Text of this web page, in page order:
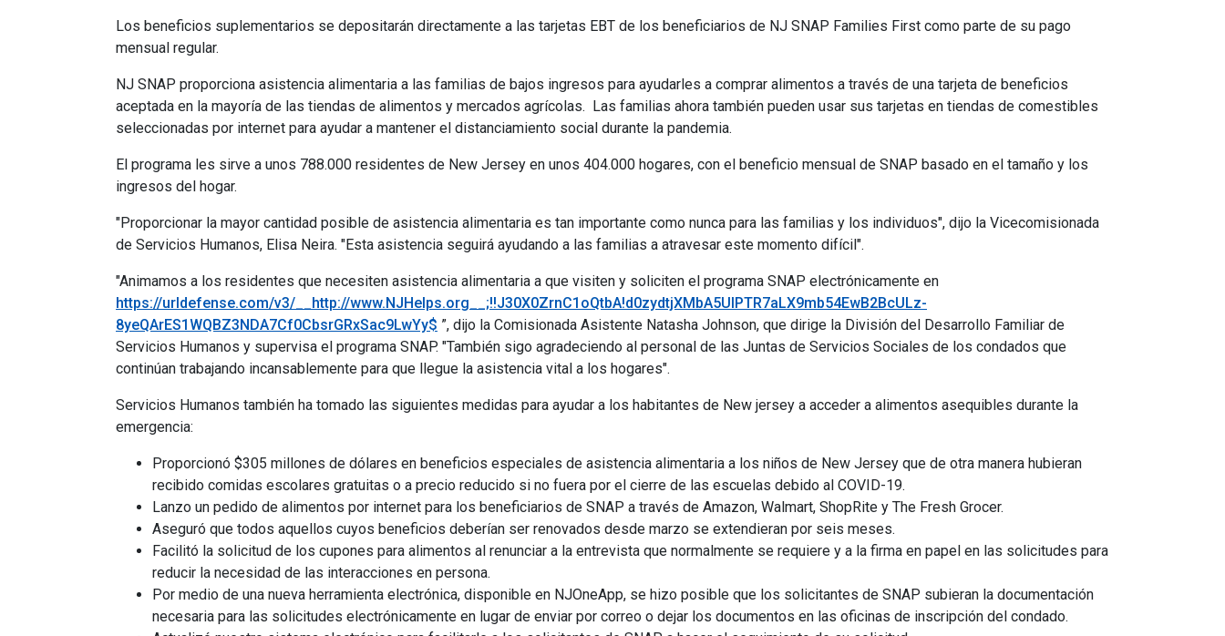
Los beneficios suplementarios se depositarán directamente a las tarjetas EBT de los beneficiarios de NJ SNAP Families First como parte de su pago
mensual regular.
NJ SNAP proporciona asistencia alimentaria a las familias de bajos ingresos para ayudarles a comprar alimentos a través de una tarjeta de beneficios
aceptada en la mayoría de las tiendas de alimentos y mercados agrícolas. Las familias ahora también pueden usar sus tarjetas en tiendas de comestibles
seleccionadas por internet para ayudar a mantener el distanciamiento social durante la pandemia.
El programa les sirve a unos 788.000 residentes de New Jersey en unos 404.000 hogares, con el beneficio mensual de SNAP basado en el tamaño y los
ingresos del hogar.
"Proporcionar la mayor cantidad posible de asistencia alimentaria es tan importante como nunca para las familias y los individuos", dijo la Vicecomisionada
de Servicios Humanos, Elisa Neira. "Esta asistencia seguirá ayudando a las familias a atravesar este momento difícil".
"Animamos a los residentes que necesiten asistencia alimentaria a que visiten y soliciten el programa SNAP electrónicamente en
https://urldefense.com/v3/__http://www.NJHelps.org__;!!J30X0ZrnC1oQtbA!d0zydtjXMbA5UIPTR7aLX9mb54EwB2BcULz-
8yeQArES1WQBZ3NDA7Cf0CbsrGRxSac9LwYy$ ”, dijo la Comisionada Asistente Natasha Johnson, que dirige la División del Desarrollo Familiar de
Servicios Humanos y supervisa el programa SNAP. "También sigo agradeciendo al personal de las Juntas de Servicios Sociales de los condados que
continúan trabajando incansablemente para que llegue la asistencia vital a los hogares".
Servicios Humanos también ha tomado las siguientes medidas para ayudar a los habitantes de New jersey a acceder a alimentos asequibles durante la
emergencia:
Proporcionó $305 millones de dólares en beneficios especiales de asistencia alimentaria a los niños de New Jersey que de otra manera hubieran
recibido comidas escolares gratuitas o a precio reducido si no fuera por el cierre de las escuelas debido al COVID-19.
Lanzo un pedido de alimentos por internet para los beneficiarios de SNAP a través de Amazon, Walmart, ShopRite y The Fresh Grocer.
Aseguró que todos aquellos cuyos beneficios deberían ser renovados desde marzo se extendieran por seis meses.
Facilitó la solicitud de los cupones para alimentos al renunciar a la entrevista que normalmente se requiere y a la firma en papel en las solicitudes para
reducir la necesidad de las interacciones en persona.
Por medio de una nueva herramienta electrónica, disponible en NJOneApp, se hizo posible que los solicitantes de SNAP subieran la documentación
necesaria para las solicitudes electrónicamente en lugar de enviar por correo o dejar los documentos en las oficinas de inscripción del condado.